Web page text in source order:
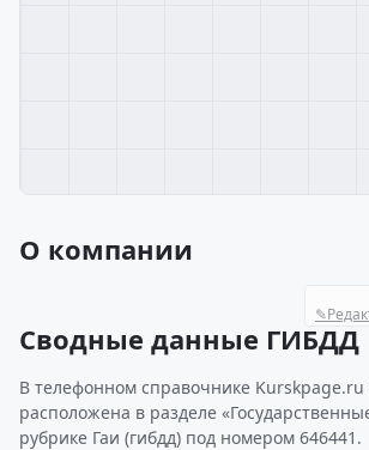
О компании
✎
Сводные данные ГИБДД
В телефонном справочнике Kurskpage.ru
расположена в разделе
рубрике Гаи (гибдд) под номером 646441.